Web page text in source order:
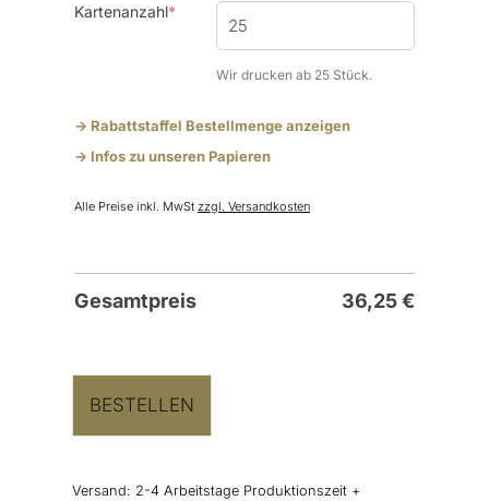
Kartenanzahl*(required)
Wir drucken ab 25 Stück.
-> Rabattstaffel Bestellmenge anzeigen
-> Infos zu unseren Papieren
Alle Preise inkl. MwSt zzgl. Versandkosten
Gesamtpreis 36,25€
BESTELLEN
Versand: 2-4 Arbeitstage Produktionszeit +